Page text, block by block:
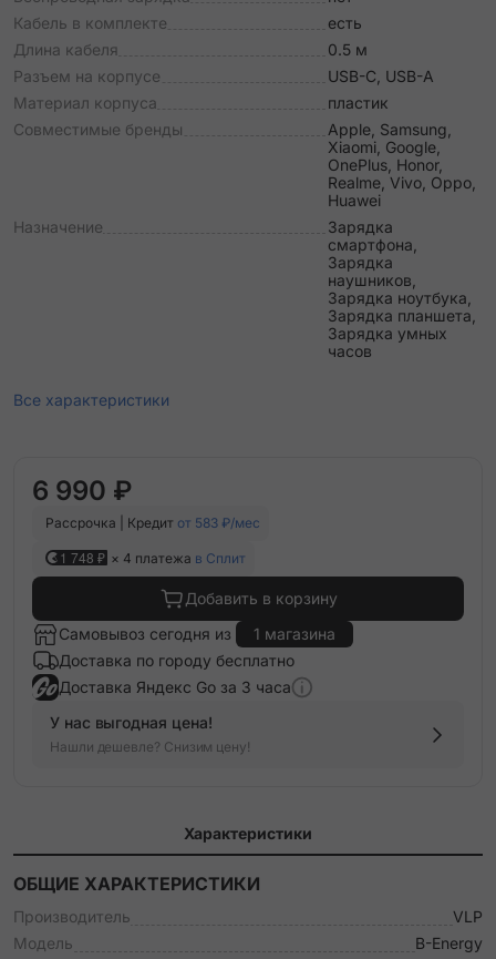
Кабель в комплекте
есть
Длина кабеля
0.5 м
Разъем на корпусе
USB-C, USB-A
Материал корпуса
пластик
Совместимые бренды
Apple, Samsung,
Xiaomi, Google,
OnePlus, Honor,
Realme, Vivo, Oppo,
Huawei
Назначение
Зарядка
смартфона,
Зарядка
наушников,
Зарядка ноутбука,
Зарядка планшета,
Зарядка умных
часов
Все характеристики
6 990 ₽
Рассрочка | Кредит от 583 ₽/мес
1 748 ₽ × 4 платежа в Сплит
Добавить в корзину
Самовывоз сегодня из
1 магазина
Доставка по городу бесплатно
Доставка Яндекс Go за 3 часа
У нас выгодная цена!
Нашли дешевле? Снизим цену!
Характеристики
ОБЩИЕ ХАРАКТЕРИСТИКИ
Производитель
VLP
Модель
B-Energy